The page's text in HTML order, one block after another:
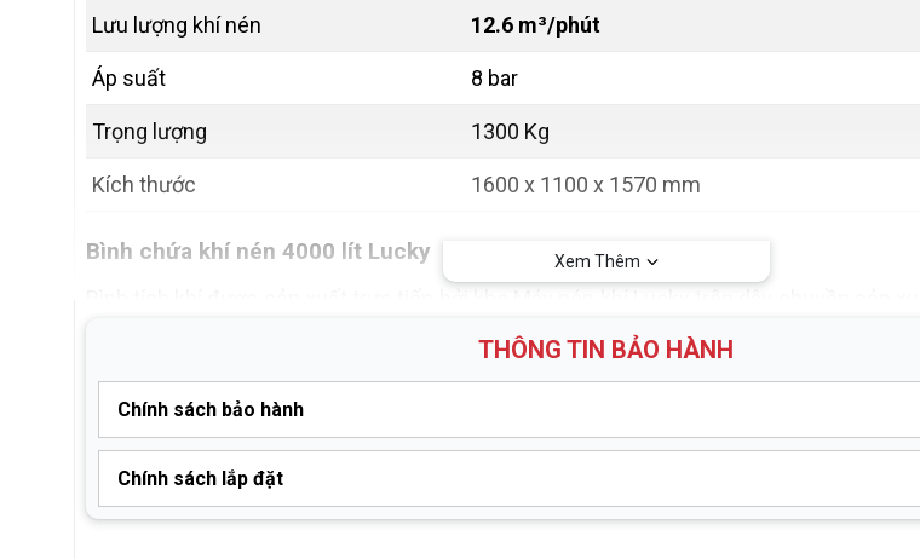
Lưu lượng khí nén 12.6 m³/phút
Áp suất 8 bar
Trọng lượng 1300 Kg
Kích thước 1600 x 1100 x 1570 mm
Bình chứa khí nén 4000 lít Lucky
Bình tích được làm bằng thép tấm chuyên dụng, dộ dày lên tới 8mm có khả năng chịu
mối hàn được gia công kỹ lưỡng giúp hạn chế rò rỉ khí nén.
Bình tích được phủ sơn tĩnh điện 2 mặt giúp hạn chế han gỉ. Ngoài ra bình tích được
kèm theo như đồng hồ áp, van an toàn, van xả đáy thuận tiện trong quá trình sử dụng.
Chiều cao 2900 mm
Xem Thêm
THÔNG TIN BẢO HÀNH
Chính sách bảo hành
Bảo hành từ 12 - 36 tháng tùy từng loại thiết bị
Chính sách lắp đặt